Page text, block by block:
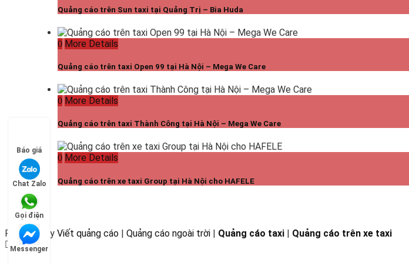
Quảng cáo trên Sun taxi tại Quảng Trị – Bia Huda
More Details
Quảng cáo trên taxi Open 99 tại Hà Nội – Mega We Care
More Details
Quảng cáo trên taxi Thành Công tại Hà Nội – Mega We Care
More Details
Quảng cáo trên xe taxi Group tại Hà Nội cho HAFELE
Powered by Viết quảng cáo | Quảng cáo ngoài trời | Quảng cáo taxi | Quảng cáo trên xe taxi
Báo giá
Chat Zalo
Gọi điện
Messenger